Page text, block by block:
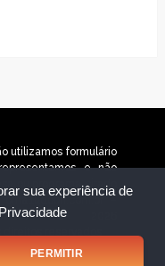
sua experiência de
PERMITIR
utilizamos formulário
e não
ou programa citado
–
© 2026